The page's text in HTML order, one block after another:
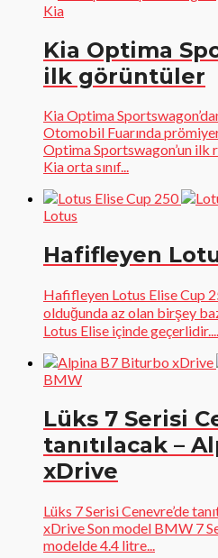
Kia
Kia Optima
ilk görüntüler
Kia Optima
Otomobil Fuarında
Optima Sportswagon’un ilk
Kia orta sınıf...
Lotus
Hafifleyen
Hafifleyen Lotus Elise Cup
olduğunda az olan birşey
Lotus Elise içinde geçerlidir....
BMW
Lüks 7 Serisi
tanıtılacak –
xDrive
Lüks 7 Serisi Cenevre’de
xDrive Son model BMW 7
modelde 4.4 litre...